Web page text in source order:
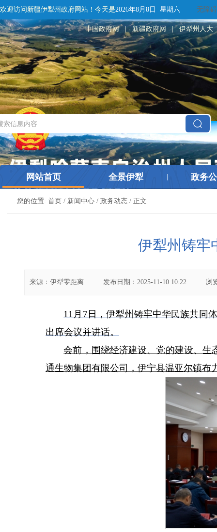
欢迎访问新疆伊犁州政府网站！ 今天是2026年8月8日 星期六 无障碍
中国政府网 | 新疆政府网 | 伊犁州人大
网站首页 全景伊犁 政务
您的位置: 首页 / 新闻中心 / 政务动态 / 正文
伊犁州铸牢
来源： 伊犁零距离 发布日期： 2025-11-10 10:22 浏
11月7日，伊犁州铸牢中华民族共同
出席会议并讲话。
会前，围绕经济建设、党的建设、生
通生物集团有限公司，伊宁县温亚尔镇布